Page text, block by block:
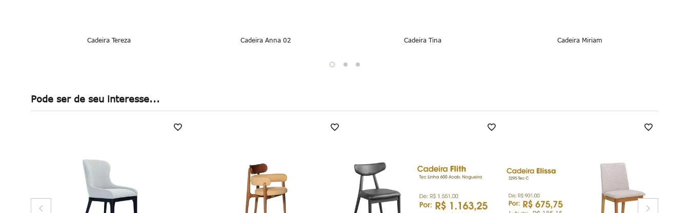
Cadeira Tereza Cadeira Anna 02 Cadeira Tina Cadeira Miriam
Pode ser de seu interesse...